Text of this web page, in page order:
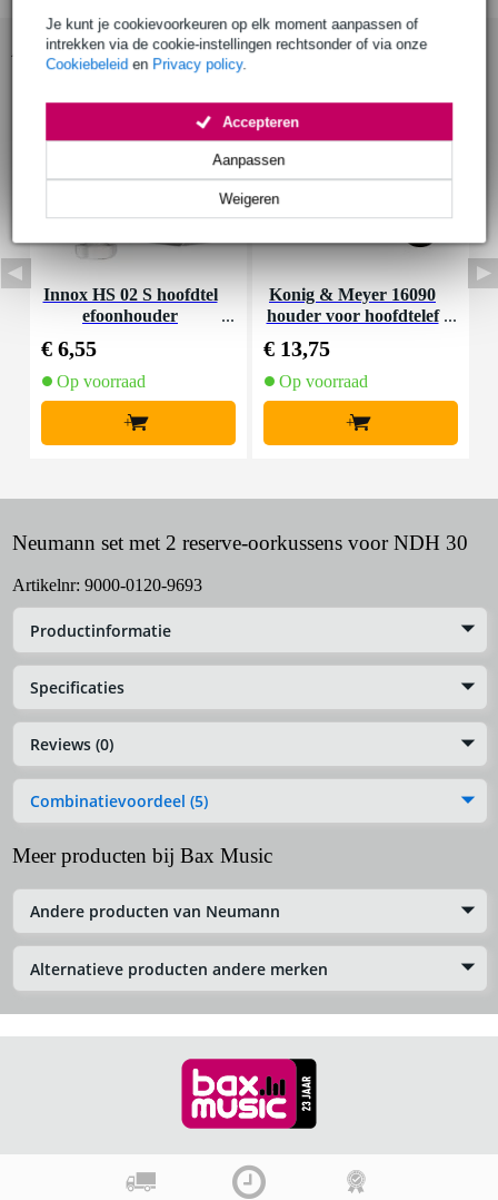
Je kunt je cookievoorkeuren op elk moment aanpassen of
intrekken via de cookie-instellingen rechtsonder of via onze
Cookiebeleid en Privacy policy.
Weigeren
Aanpassen
Accepteren
Accessoires (5)
Innox HS 02 S hoofdtel
efoonhouder
€ 6,55
Op voorraad
+
Konig & Meyer 16090
houder voor hoofdtelef
€ 13,75
Op voorraad
+
Neumann set met 2 reserve-oorkussens voor NDH 30
Artikelnr: 9000-0120-9693
Productinformatie
Specificaties
Reviews (0)
Combinatievoordeel (5)
Meer producten bij Bax Music
Andere producten van Neumann
Alternatieve producten andere merken